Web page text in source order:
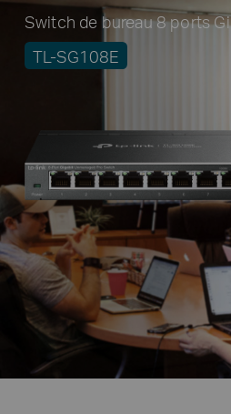
Switch de bureau 8 ports
TL-SG108E